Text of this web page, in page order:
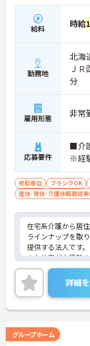
給料 時給
勤務地
北海
Ｊ
分
雇用形態 非常
応募要件
■介
※経
夜勤専従 ブランクOK
産休･育休･介護休暇取得実
在宅系介護から居
ラインナップを取
提供する法人です
のお仕事が未経験
す。ご興味ある方
らに詳細をお話し
ださい！
詳細
グループホーム